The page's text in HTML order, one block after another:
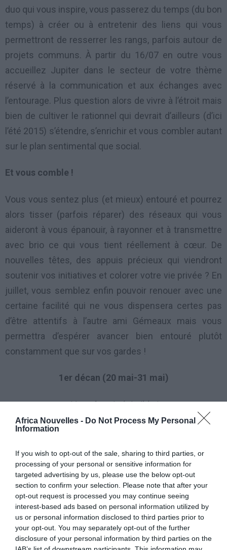
Africa Nouvelles - Do Not Process My Personal
Information
If you wish to opt-out of the sale, sharing to third parties, or
processing of your personal or sensitive information for
targeted advertising by us, please use the below opt-out
section to confirm your selection. Please note that after your
opt-out request is processed you may continue seeing
interest-based ads based on personal information utilized by
us or personal information disclosed to third parties prior to
your opt-out. You may separately opt-out of the further
disclosure of your personal information by third parties on the
duo qui vous inspire, vous passerez du temps (du bon
temps) à créer ou à entretenir des liens qui vous
permettront de resserrer les rangs, parfois autour de
projets communs. À partir du 16/07 en outre vous
accueillez Jupiter dans le secteur de votre thème
réservé à la communication et aux échanges avec
l’entourage. Plus question alors de vivre à l’étroit mais
bien de cultiver le rationnel qui devrait d’ailleurs (d’ici
l’été 2015) s’étendre, s’enrichir et vous combler autant
sur le plan sentimental que social.
Et vous comble !
Vous vous sentez plus (et mieux) entouré et pourrez
alors tisser (parfois réparer) des réseaux qui vous
aideront à vous épanouir, à rayonner et à transmettre
avec brio ce qui vous tient réellement à cœur. De
nouvelles têtes, des appuis précieux qui viendront
soutenir vos initiatives et colorer votre vie privée ? En
juillet, vous semblez enfin pouvoir renouer avec une
certaine facilité qui ne vous dispensera certes pas
d’être attentifs à l’autre ami Gémeaux mais vous
permettra d’espérer avancer bien entouré plutôt
constamment que sur vos gardes !
1er décan (20 mai-31 mai)
Vous êtes irrésistible !
Depuis l’automne 2012 vous vous êtes fixé un
influer (déborder) sur votre vie privée et parfois vous
en éloigner ? En couple, depuis la fin du mois dernier,
vous bénéficiez des faveurs de Vénus pour doper vos
amours et susciter l’admiration de tous (ou presque).
À partir du 16/07 c’est Jupiter qui vous rend visite et
vous gâte. Des relations avec un entourage brillant et